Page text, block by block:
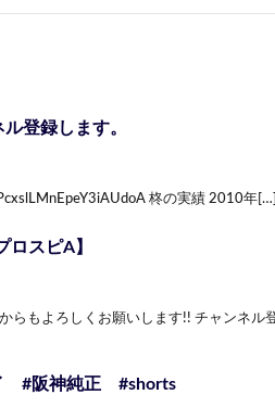
登録します。
柊の実績 2010年[…]
スピA】
らもよろしくお願いします!! チャンネル
#阪神純正 #shorts